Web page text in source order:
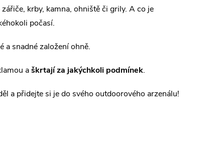
krby, kamna, ohniště či grily. A co je
počasí.
a snadné založení ohně.
aškrtají za jakýchkoli podmínek.
a přidejte si je do svého outdoorového arzenálu!